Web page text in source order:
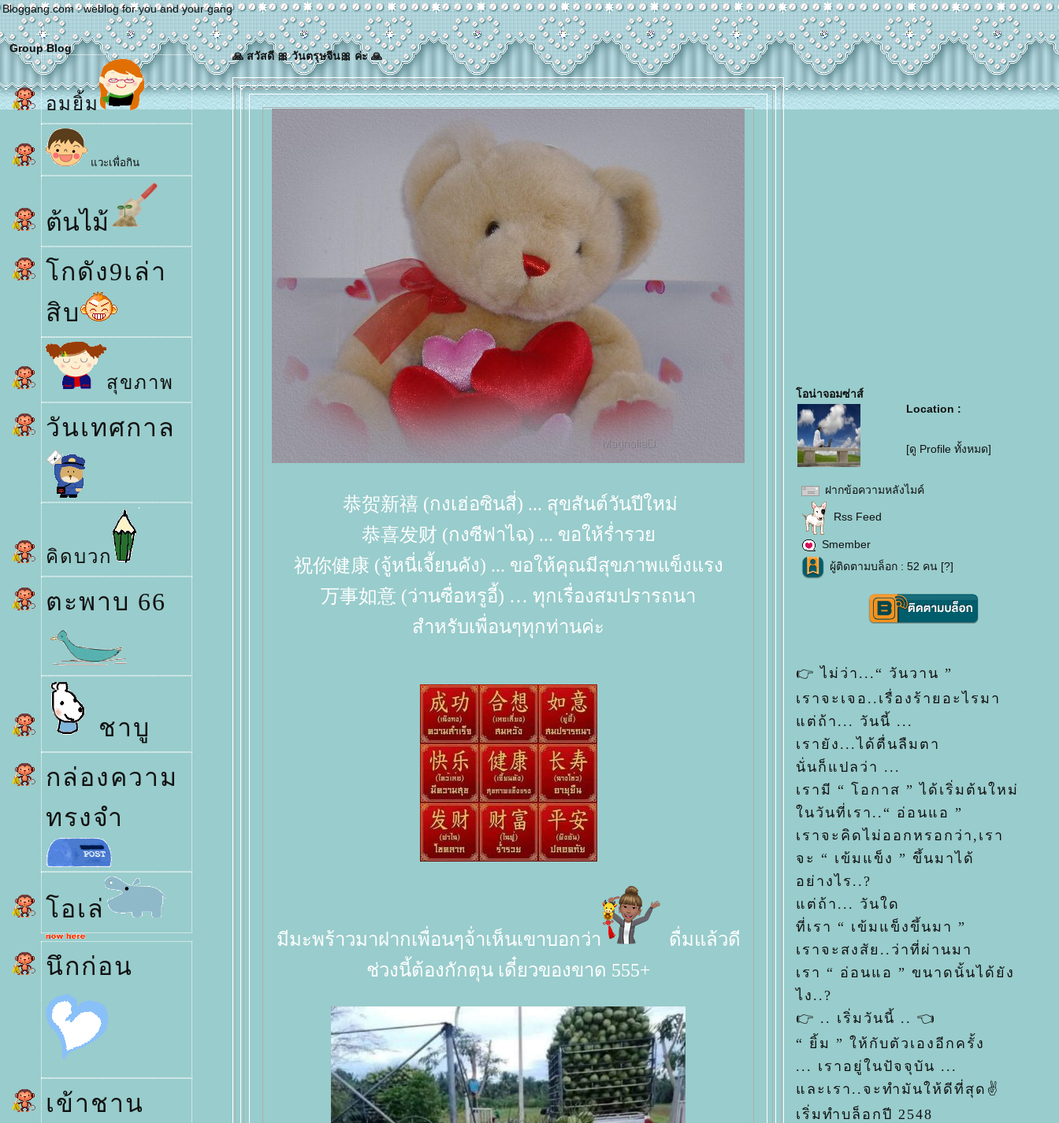
Bloggang.com : weblog for you and your gang
Group Blog
อมยิ้ม
วะเพื่อกิน
ต้นไม้
กดัง9เล่า
สิบ
สุขภาพ
วันเทศกาล
คิดบวก
ตะพาบ 66
ชาบู
กล่องความ
ทรงจำ
อเล่
นึกก่อน
เข้าชาน
🙏 สวัสดี 🎀 วันตรุษจีน🎀 ค่ะ 🙏
恭贺新禧 (กงเฮ่อซินสี่) ... สุขสันต์วันปีใหม่
恭喜发财 (กงซีฟาไฉ) ... ขอให้ร่ำรว
祝你健康 (จู้หนี่เจี้ยนคัง) ... ขอให้คุณมีสุขภาพแข็งแรง
万事如意 (ว่านซื่อหรูอี้) … ทุกเรื่องสมปรารถนา
สำหรับเพื่อนๆทุกท่านค่ะ
มีมะพร้าวมาฝากเพื่อนๆจ้่าเห็นเขาบอกว่า
ดื่มแล้วดี
ช่วงนี้ต้องกักตุน เดี๋ยวของขาด 555+
อน่าจอมซ่าส์
Location :
[ดู Profile ทั้งหมด]
ฝากข้อความหลังไมค์
Rss Feed
Smember
ผู้ติดตามบล็อก : 52 คน [?]
👉 ไม่ว่า...“ วันวาน ”
เราจะเจอ..เรื่องร้ายอะไรมา
ต่ถ้า... วันนี้ ...
เรายัง...ได้ตื่นลืมตา
นั่นก็แปลว่า ...
เรามี “ โอกาส ” ได้เริ่มต้นใหม่
นวันที่เรา..“ อ่อนแอ ”
เราจะคิดไม่ออกหรอกว่า,เรา
จะ “ เข้มแข็ง ” ขึ้นมาได้
อย่างไร..?
ต่ถ้า... วันใด
ที่เรา “ เข้มแข็งขึ้นมา ”
เราจะสงสัย..ว่าที่ผ่านมา
เรา “ อ่อนแอ ” ขนาดนั้นได้ยัง
ไง..?
👉 .. เริ่มวันนี้ .. 👈
“ ยิ้ม ” ให้กับตัวเองอีกครั้ง
... เราอยู่ในปัจจุบัน ...
ละเรา..จะทำมันให้ดีที่สุด✌
เริ่มทำบล็อกปี 2548